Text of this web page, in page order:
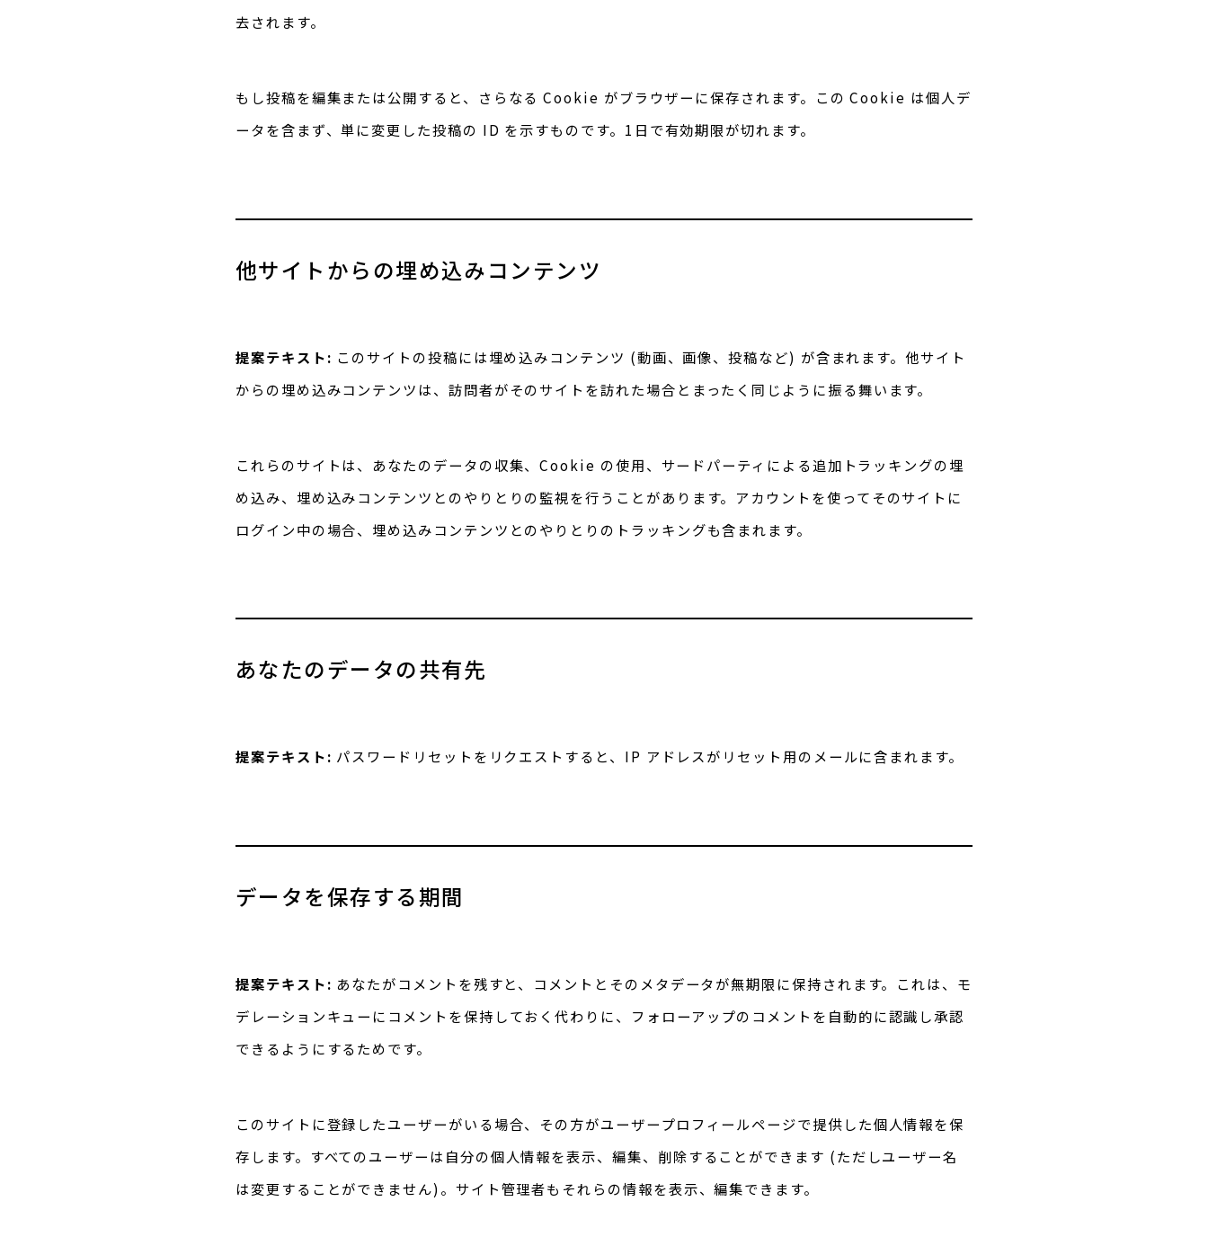
去されます。
もし投稿を編集または公開すると、さらなる Cookie がブラウザーに保存されます。この Cookie は個人デ
ータを含まず、単に変更した投稿の ID を示すものです。1日で有効期限が切れます。
他サイトからの埋め込みコンテンツ
提案テキスト: このサイトの投稿には埋め込みコンテンツ (動画、画像、投稿など) が含まれます。他サイト
からの埋め込みコンテンツは、訪問者がそのサイトを訪れた場合とまったく同じように振る舞います。
これらのサイトは、あなたのデータの収集、Cookie の使用、サードパーティによる追加トラッキングの埋
め込み、埋め込みコンテンツとのやりとりの監視を行うことがあります。アカウントを使ってそのサイトに
ログイン中の場合、埋め込みコンテンツとのやりとりのトラッキングも含まれます。
あなたのデータの共有先
提案テキスト: パスワードリセットをリクエストすると、IP アドレスがリセット用のメールに含まれます。
データを保存する期間
提案テキスト: あなたがコメントを残すと、コメントとそのメタデータが無期限に保持されます。これは、モ
デレーションキューにコメントを保持しておく代わりに、フォローアップのコメントを自動的に認識し承認
できるようにするためです。
このサイトに登録したユーザーがいる場合、その方がユーザープロフィールページで提供した個人情報を保
存します。すべてのユーザーは自分の個人情報を表示、編集、削除することができます (ただしユーザー名
は変更することができません)。サイト管理者もそれらの情報を表示、編集できます。